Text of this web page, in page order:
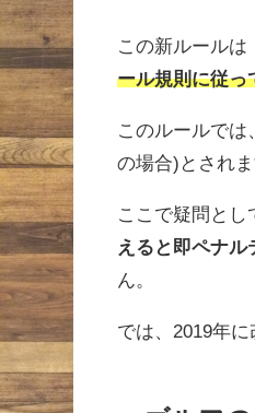
この新ルールは
ール規則に従っ
このルールで
の場合)とされま
ここで疑問とし
えると即ペナル
ん。
では、2019年